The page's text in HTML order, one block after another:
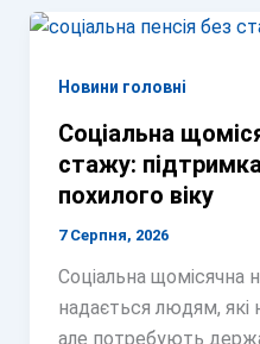
Новини головні
Соціальна
стажу:
похилого віку
7 Серпня, 2026
Соціальна щомісячна
надається людям, які
але потребують